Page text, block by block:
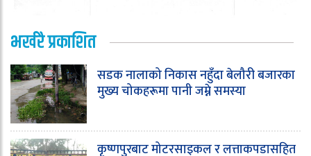
भर्खरै प्रकाशित
सडक नालाको निकास नहुँदा बेलौरी बजारका
मुख्य चोकहरूमा पानी जम्ने समस्या
कृष्णपुरबाट मोटरसाइकल र लत्ताकपडासहित